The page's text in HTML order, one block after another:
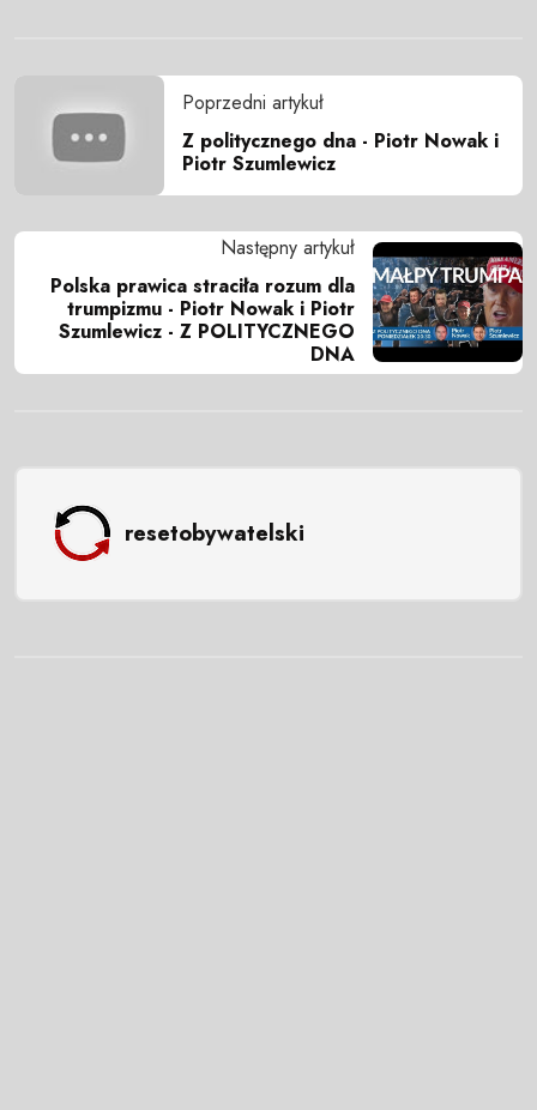
Poprzedni artykuł
Z politycznego dna - Piotr Nowak i
Piotr Szumlewicz
Następny artykuł
Polska prawica straciła rozum dla
trumpizmu - Piotr Nowak i Piotr
Szumlewicz - Z POLITYCZNEGO
DNA
resetobywatelski